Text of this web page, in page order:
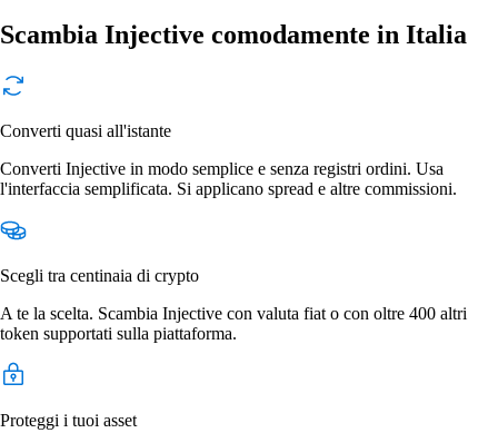
Scambia Injective comodamente in Italia
Converti quasi all'istante
Converti Injective in modo semplice e senza registri ordini. Usa
l'interfaccia semplificata. Si applicano spread e altre commissioni.
Scegli tra centinaia di crypto
A te la scelta. Scambia Injective con valuta fiat o con oltre 400 altri
token supportati sulla piattaforma.
Proteggi i tuoi asset